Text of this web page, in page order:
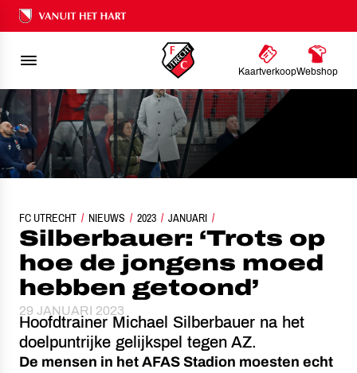
Ons nalatenschap
KaartverkoopWebshop
FC UTRECHT NIEUWS 2023 JANUARI
SILBERBAUER: ‘TROTS OP HOE DE JONGENS MOED HEBBEN
Silberbauer: ‘Trots op
hoe de jongens moed
hebben getoond’
29 JANUARI 2023
Hoofdtrainer Michael Silberbauer na het
doelpuntrijke gelijkspel tegen AZ.
De mensen in het AFAS Stadion moesten echt